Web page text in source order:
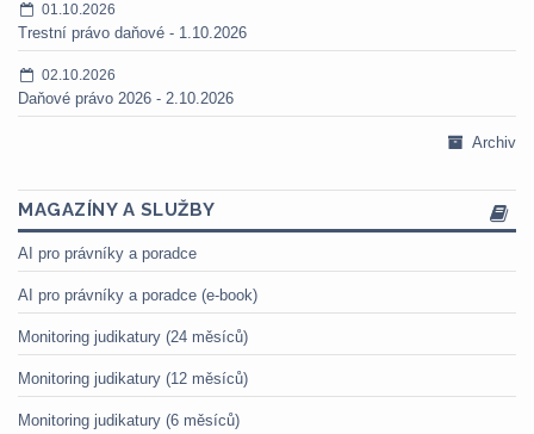
01.10.2026
Trestní právo daňové - 1.10.2026
02.10.2026
Daňové právo 2026 - 2.10.2026
Archiv
MAGAZÍNY A SLUŽBY
AI pro právníky a poradce
AI pro právníky a poradce (e-book)
Monitoring judikatury (24 měsíců)
Monitoring judikatury (12 měsíců)
Monitoring judikatury (6 měsíců)